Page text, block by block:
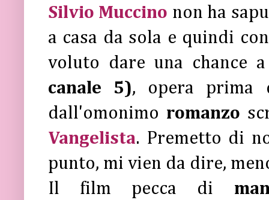
Silvio Muccino non ha
a casa da sola e quindi
voluto dare una chance
canale 5), opera prima
dall'omonimo romanzo
Vangelista. Premetto di
punto, mi vien da dire,
Il film pecca di